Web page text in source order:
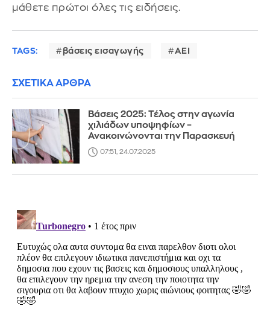
μάθετε πρώτοι όλες τις ειδήσεις.
TAGS: βάσεις εισαγωγής ΑΕΙ
ΣΧΕΤΙΚΑ ΑΡΘΡΑ
Βάσεις 2025: Τέλος στην αγωνία
χιλιάδων υποψηφίων –
Ανακοινώνονται την Παρασκευή
07:51, 24.07.2025